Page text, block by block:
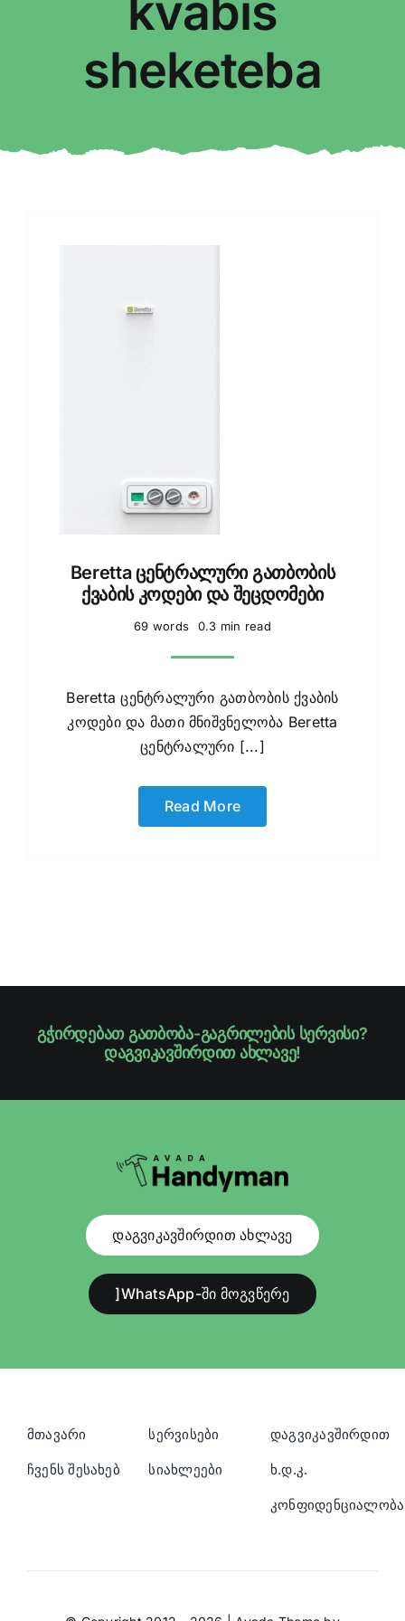
kvabis
sheketeba
Beretta ცენტრალური გათბობის
ქვაბის კოდები და შეცდომები
69 words 0.3 min read
Beretta ცენტრალური გათბობის ქვაბის
კოდები და მათი მნიშვნელობა Beretta
ცენტრალური [...]
Read More
გჭირდებათ გათბობა-გაგრილების სერვისი?
დაგვიკავშირდით ახლავე!
დაგვიკავშირდით ახლავე
]WhatsApp-ში მოგვწერე
მთავარი
ჩვენს შესახებ
სერვისები
სიახლეები
დაგვიკავშირდით
ხ.დ.კ.
კონფიდენციალობა